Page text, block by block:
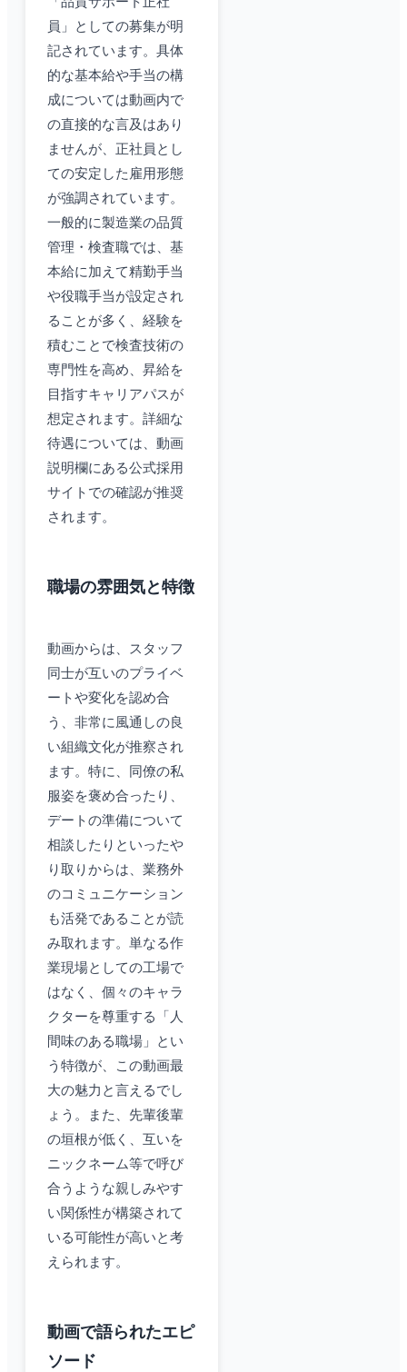
員」としての募集が明
記されています。具体
的な基本給や手当の構
成については動画内で
の直接的な言及はあり
ませんが、正社員とし
ての安定した雇用形態
が強調されています。
一般的に製造業の品質
管理・検査職では、基
本給に加えて精勤手当
や役職手当が設定され
ることが多く、経験を
積むことで検査技術の
専門性を高め、昇給を
目指すキャリアパスが
想定されます。詳細な
待遇については、動画
説明欄にある公式採用
サイトでの確認が推奨
されます。
職場の雰囲気と特徴
動画からは、スタッフ
同士が互いのプライベ
ートや変化を認め合
う、非常に風通しの良
い組織文化が推察され
ます。特に、同僚の私
服姿を褒め合ったり、
デートの準備について
相談したりといったや
り取りからは、業務外
のコミュニケーション
も活発であることが読
み取れます。単なる作
業現場としての工場で
はなく、個々のキャラ
クターを尊重する「人
間味のある職場」とい
う特徴が、この動画最
大の魅力と言えるでし
ょう。また、先輩後輩
の垣根が低く、互いを
ニックネーム等で呼び
合うような親しみやす
い関係性が構築されて
いる可能性が高いと考
えられます。
動画で語られたエピ
ソード